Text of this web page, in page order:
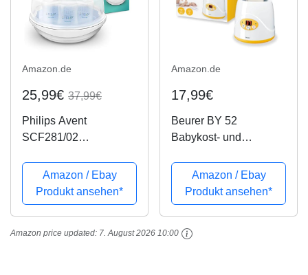
Amazon.de
25,99€ 37,99€
Philips Avent
SCF281/02
weißAmazon / Ebay
Produkt ansehen*
Amazon.de
17,99€
Beurer BY 52
Babykost- und
zum Erwärmen und
Warmhalten von
Babynahrung, 8
Minuten Aufwärmzeit,
digitale
Amazon / Ebay
Produkt ansehen*
Amazon price updated: 7. August 2026 10:00